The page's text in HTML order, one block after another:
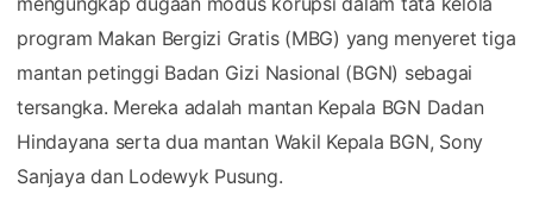
program Makan Bergizi Gratis (MBG) yang menyeret tiga
mantan petinggi Badan Gizi Nasional (BGN) sebagai
tersangka. Mereka adalah mantan Kepala BGN Dadan
Hindayana serta dua mantan Wakil Kepala BGN, Sony
Sanjaya dan Lodewyk Pusung.